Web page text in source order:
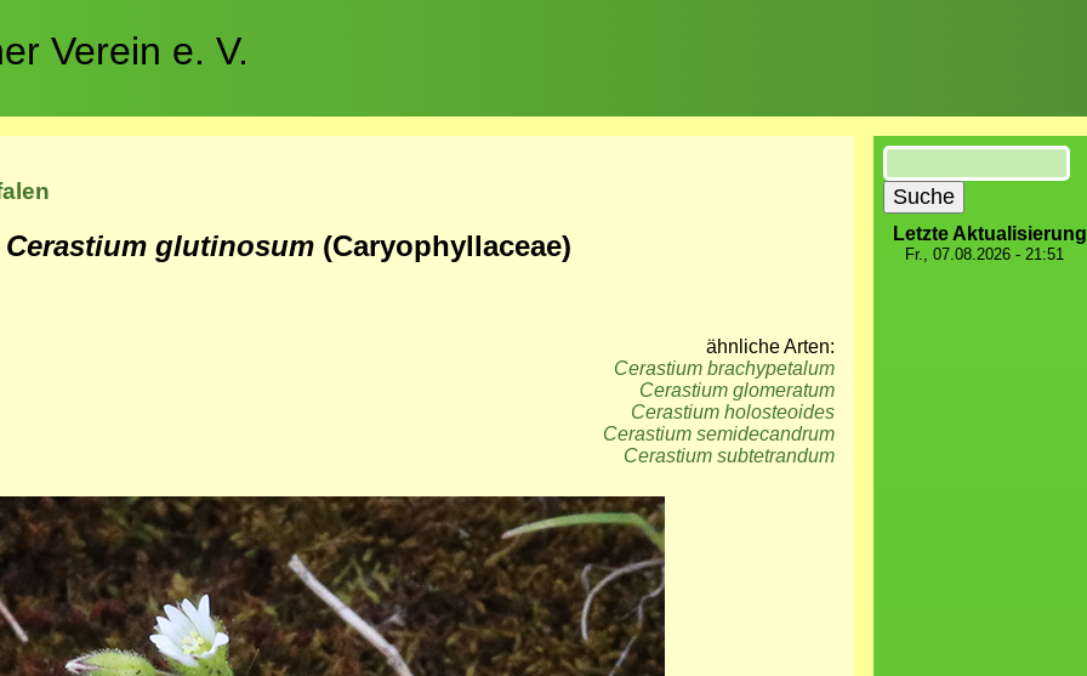
Verein e. V.
Cerastium glutinosum (Caryophyllaceae)
ähnliche Arten:
Cerastium brachypetalum
Cerastium glomeratum
Cerastium holosteoides
Cerastium semidecandrum
Cerastium subtetrandum
Suche
Letzte Aktualisierung
Fr., 07.08.2026 - 21:51